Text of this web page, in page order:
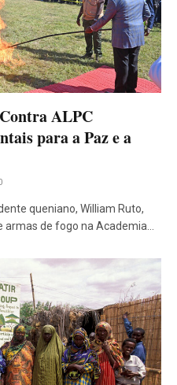
ALPC
para a Paz e a
queniano, William Ruto,
de fogo na Academia…